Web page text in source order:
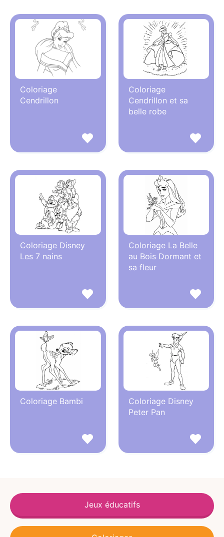
Coloriage
Cendrillon
Coloriage
Cendrillon et sa
belle robe
Coloriage Disney
Les 7 nains
Coloriage La Belle
au Bois Dormant et
sa fleur
Coloriage Bambi
Coloriage Disney
Peter Pan
Jeux éducatifs